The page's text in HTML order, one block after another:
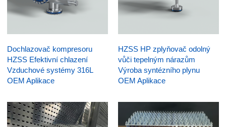
Dochlazovač kompresoru
HZSS Efektivní chlazení
Vzduchové systémy 316L
OEM Aplikace
HZSS HP zplyňovač odolný
vůči tepelným nárazům
Výroba syntézního plynu
OEM Aplikace